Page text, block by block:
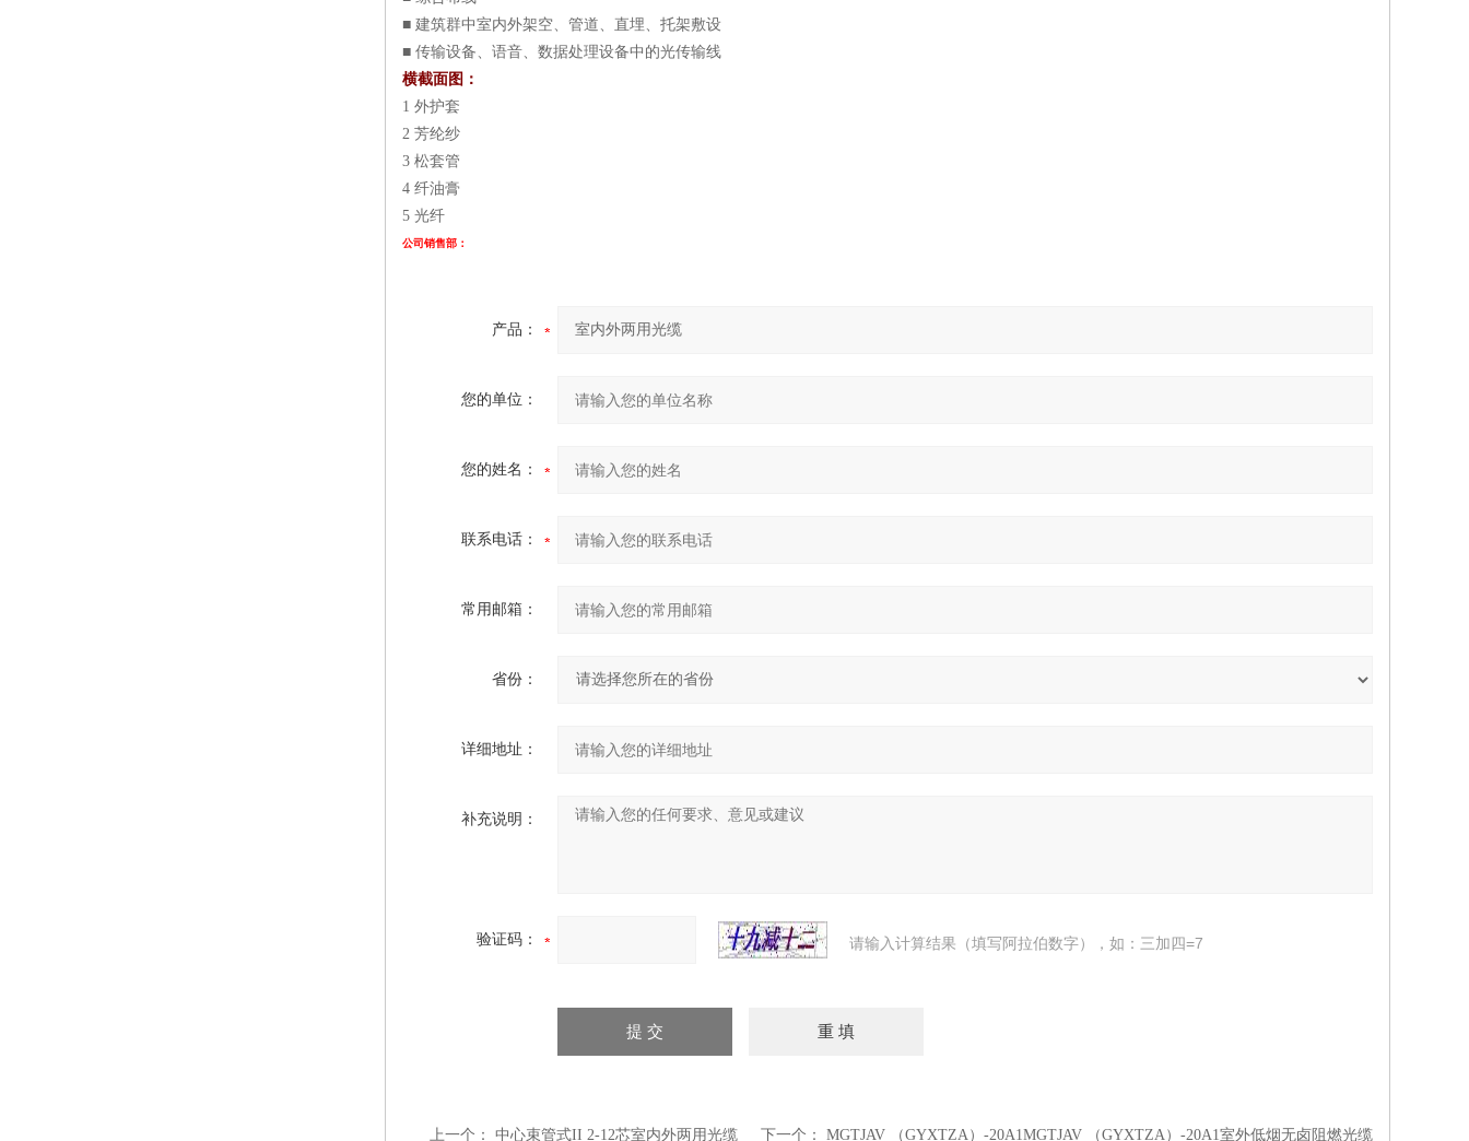
■ 建筑群中室内外架空、管道、直埋、托架敷设
■ 传输设备、语音、数据处理设备中的光传输线
横截面图：
1 外护套
2 芳纶纱
3 松套管
4 纤油膏
5 光纤
公司销售部：
产品：
您的单位：
您的姓名：
联系电话：
常用邮箱：
省份：
详细地址：
补充说明：
验证码： 请输入计算结果（填写阿拉伯数字），如：三加四=7
上一个： 中心束管式II 2-12芯室内外两用光缆 下一个： MGTJAV （GYXTZA）-20A1MGTJAV （GYXTZA）-20A1室外低烟无卤阻燃光缆